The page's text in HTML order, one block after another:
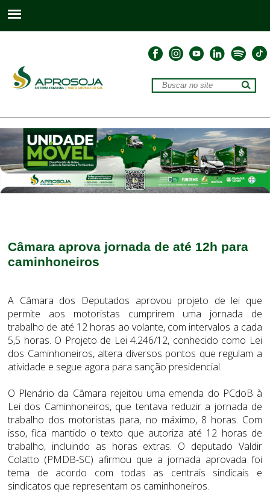
Câmara aprova jornada de até 12h para
caminhoneiros
A Câmara dos Deputados aprovou projeto de lei que
permite aos motoristas cumprirem uma jornada de
trabalho de até 12 horas ao volante, com intervalos a cada
5,5 horas. O Projeto de Lei 4.246/12, conhecido como Lei
dos Caminhoneiros, altera diversos pontos que regulam a
atividade e segue agora para sanção presidencial.
O Plenário da Câmara rejeitou uma emenda do PCdoB à
Lei dos Caminhoneiros, que tentava reduzir a jornada de
trabalho dos motoristas para, no máximo, 8 horas. Com
isso, fica mantido o texto que autoriza até 12 horas de
trabalho, incluindo as horas extras. O deputado Valdir
Colatto (PMDB-SC) afirmou que a jornada aprovada foi
tema de acordo com todas as centrais sindicais e
sindicatos que representam os caminhoneiros.